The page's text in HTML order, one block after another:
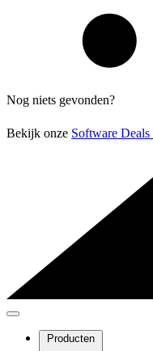
Nog niets gevonden?
Bekijk onze Software Deals
Producten